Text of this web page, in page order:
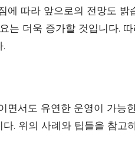
에 따라 앞으로의 전망도
는 더욱 증가할 것입니다.
.
면서도 유연한 운영이 가능
. 위의 사례와 팁들을 참고